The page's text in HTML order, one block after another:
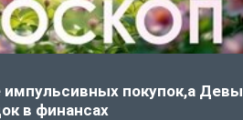
импульсивных покупок,а Девы
в финансах